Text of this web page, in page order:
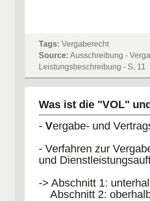
Tags: Vergaberecht
Source: Ausschreibung -
Leistungsbeschreibung - S. 11
Was ist die "VOL"
- Vergabe- und
- Verfahren zur
und
-> Abschnitt 1:
Abschnitt 2: